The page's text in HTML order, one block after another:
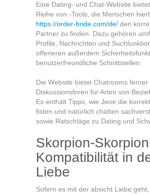
und
Chat-
Site
für
Eine Dating- und Chat-Website
Reihe von -Tools, die Menschen
https://order-bride.com/de/ den
Partner zu finden. Dazu gehören
Profile, Nachrichten und
offerieren außerdem
benutzerfreundliche Schnittstellen.
Die Website bietet Chatrooms ferner
Diskussionsforen für Arten von
Es enthält Tipps, wie Jene die
fisten und natürlich chatten
sowie Ratschläge zu Dating und
Skorpion-
Kompatibilität in
Liebe
Sofern es mit der absicht Liebe geht,